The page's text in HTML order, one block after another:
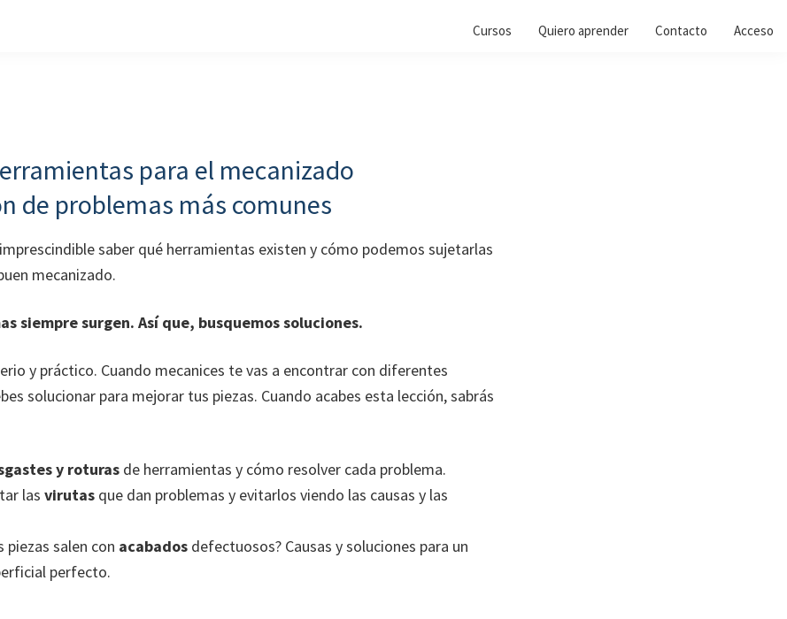
Cursos Quiero aprender Contacto Acceso
para el mecanizado
de problemas más comunes
saber qué herramientas existen y cómo podemos sujetarlas
mecanizado.
siempre surgen. Así que, busquemos soluciones.
y práctico. Cuando mecanices te vas a encontrar con diferentes
solucionar para mejorar tus piezas. Cuando acabes esta lección, sabrás
y roturasde herramientas y cómo resolver cada problema.
las virutasque dan problemas y evitarlos viendo las causas y las
piezas salen con acabadosdefectuosos? Causas y soluciones para un
perfecto.